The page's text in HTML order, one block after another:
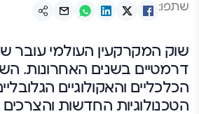
שתפו:
שוק המקרקעין העולמי עובר
דרמטיים בשנים האחרונות.
הכלכליים והאקולוגיים
הטכנולוגיות החדשות